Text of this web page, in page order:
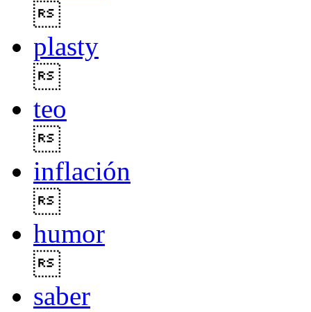
plasty
teo
inflación
humor
saber